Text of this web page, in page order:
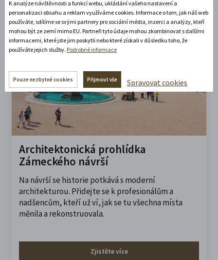
Architektonická prohlídka
Zámeckého návrší
Na návrší se historie potkává s moderní
architekturou. Přidejte se k profesionálům a
nadšencům, kteří už ví, jak se tu všechna místa
měnila a rekonstruovala.
Zjistěte více
K analýze návštěvnosti a funkcí webu, ukládání vašeho nastavení a
personalizaci obsahu a reklam využíváme cookies. Informace o tom, jak náš web
používáte, sdílíme se svými partnery pro sociální média, inzerci a analýzy, kteří
mohou být ze zemí mimo EU. Partneři tyto údaje mohou zkombinovat s dalšími
informacemi, které jste jim poskytli nebo které získali v důsledku toho, že
používáte jejich služby. Podrobné informace
Pouze nezbytné cookies Přijmout vše Spravovat cookies